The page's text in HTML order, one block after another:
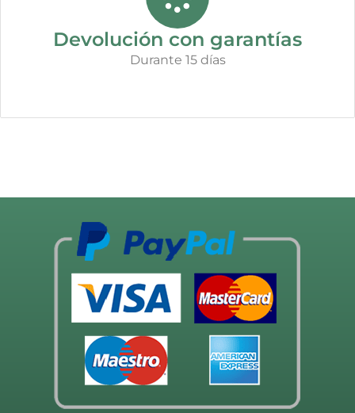
Devolución con garantías
Durante 15 días